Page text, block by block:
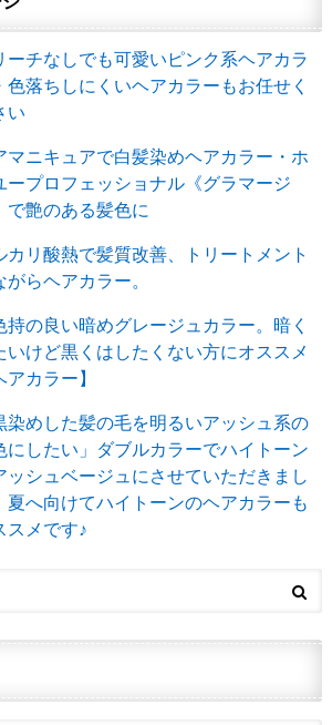
ーチなしでも可愛いピンク系ヘアカラ
色落ちしにくいヘアカラーもお任せく
い
マニキュアで白髪染めヘアカラー・ホ
ープロフェッショナル《グラマージ
で艶のある髪色に
カリ酸熱で髪質改善、トリートメント
がらヘアカラー。
持の良い暗めグレージュカラー。暗く
いけど黒くはしたくない方にオススメ
アカラー】
染めした髪の毛を明るいアッシュ系の
にしたい」ダブルカラーでハイトーン
ッシュベージュにさせていただきまし
夏へ向けてハイトーンのヘアカラーも
スメです♪